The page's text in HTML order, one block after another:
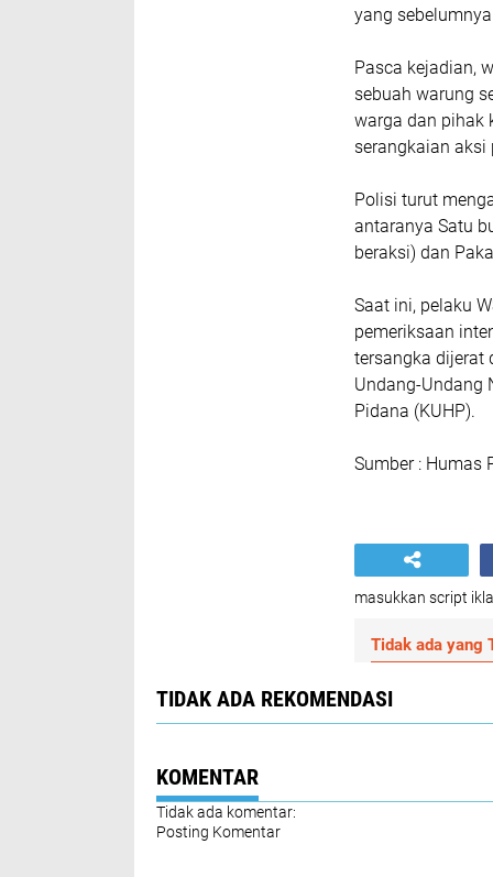
yang
Pasca kejadian,
sebuah warung
warga dan pihak
serangkaian aksi
Polisi turut
antaranya Satu
beraksi) dan
Saat ini, pelaku
pemeriksaan
tersangka dijerat
Undang-Undang
Pidana (KUHP).
Sumber : Humas
masukkan script
Tidak ada yang
TIDAK ADA REKOMENDASI
KOMENTAR
Tidak ada komentar:
Posting Komentar